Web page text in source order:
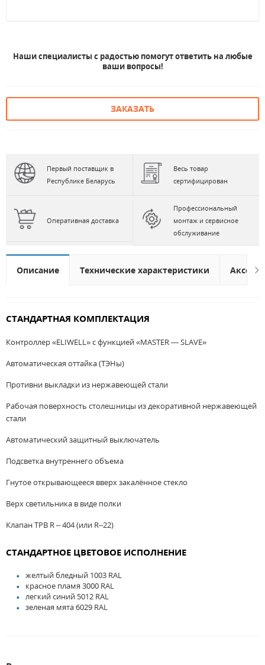
Наши специалисты с радостью помогут ответить на любые
ваши вопросы!
ЗАКАЗАТЬ
Первый поставщик в
Республике Беларусь
Весь товар
сертифицирован
Оперативная доставка
Профессиональный
монтаж и сервисное
обслуживание
Описание Технические характеристики
СТАНДАРТНАЯ КОМПЛЕКТАЦИЯ
Контроллер «ELIWELL» с функцией «MASTER — SLAVE»
Автоматическая оттайка (ТЭНы)
Противни выкладки из нержавеющей стали
Рабочая поверхность столешницы из декоративной нержавеющей
стали
Автоматический защитный выключатель
Подсветка внутреннего объема
Гнутое открывающееся вверх закалённое стекло
Верх светильника в виде полки
Клапан ТРВ R – 404 (или R–22)
СТАНДАРТНОЕ ЦВЕТОВОЕ ИСПОЛНЕНИЕ
желтый бледный 1003 RAL
красное пламя 3000 RAL
легкий синий 5012 RAL
зеленая мята 6029 RAL